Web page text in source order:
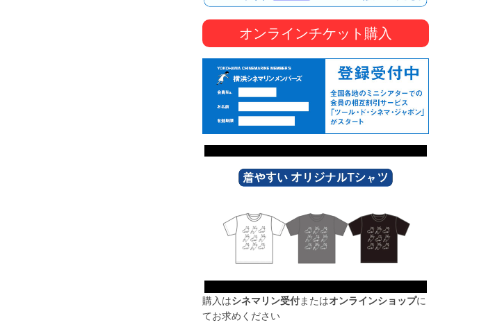
オンラインチケット購入
購入はシネマリン受付またはオンラインショップに
てお求めください